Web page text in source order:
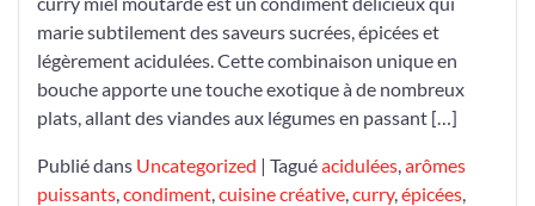
marie subtilement des saveurs sucrées, épicées et
légèrement acidulées. Cette combinaison unique en
bouche apporte une touche exotique à de nombreux
plats, allant des viandes aux légumes en passant […]
Publié dans Uncategorized | Taguéacidulées,arômes
puissants,condiment,cuisine créative,curry,épicées,